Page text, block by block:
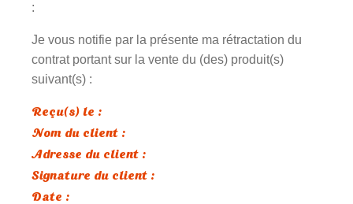
:
Je vous notifie par la présente ma rétractation du
contrat portant sur la vente du (des) produit(s)
suivant(s) :
Reçu(s) le :
Nom du client :
Adresse du client :
Signature du client :
Date :